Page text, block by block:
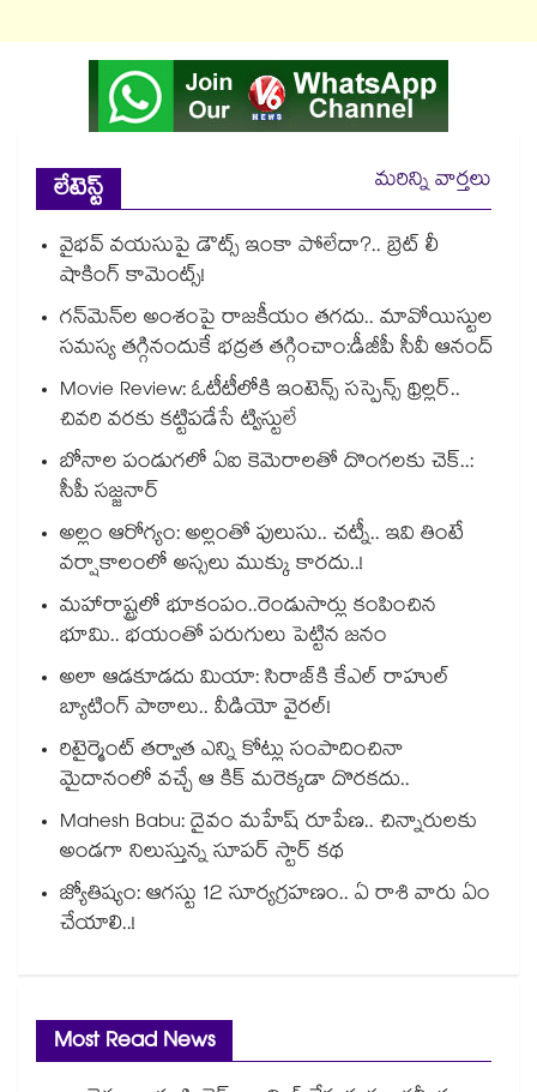
లేటెస్ట్
మరిన్ని వార్తలు
వైభవ్ వయసుపై డౌట్స్ ఇంకా పోలేదా?.. బ్రెట్ లీ
షాకింగ్ కామెంట్స్!
గన్⁭మెన్⁭ల అంశంపై రాజకీయం తగదు.. మావోయిస్టుల
సమస్య తగ్గినందుకే భద్రత తగ్గించాం:డీజీపీ సీవీ ఆనంద్
Movie Review: ఓటీటీలోకి ఇంటెన్స్ సస్పెన్స్ థ్రిల్లర్..
చివరి వరకు కట్టిపడేసే ట్విస్టులే
బోనాల పండుగలో ఏఐ కెమెరాలతో దొంగలకు చెక్..:
సీపీ సజ్జనార్
అల్లం ఆరోగ్యం: అల్లంతో పులుసు.. చట్నీ.. ఇవి తింటే
వర్షాకాలంలో అస్సలు ముక్కు కారదు..!
మహారాష్ట్రలో భూకంపం..రెండుసార్లు కంపించిన
భూమి.. భయంతో పరుగులు పెట్టిన జనం
అలా ఆడకూడదు మియా: సిరాజ్‌కి కేఎల్ రాహుల్
బ్యాటింగ్ పాఠాలు.. వీడియో వైరల్!
రిటైర్మెంట్ తర్వాత ఎన్ని కోట్లు సంపాదించినా
మైదానంలో వచ్చే ఆ కిక్ మరెక్కడా దొరకదు..
Mahesh Babu: దైవం మహేష్ రూపేణ.. చిన్నారులకు
అండగా నిలుస్తున్న సూపర్ స్టార్ కథ
జ్యోతిష్యం: ఆగస్టు 12 సూర్యగ్రహణం.. ఏ రాశి వారు ఏం
చేయాలి..!
Most Read News